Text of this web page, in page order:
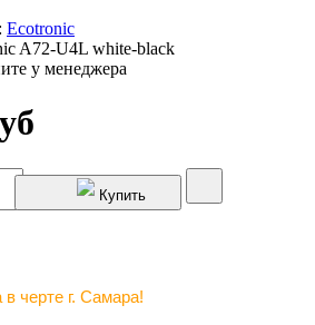
Ecotronic
A72-U4L white-black
у менеджера
Купить
в черте г. Самара!